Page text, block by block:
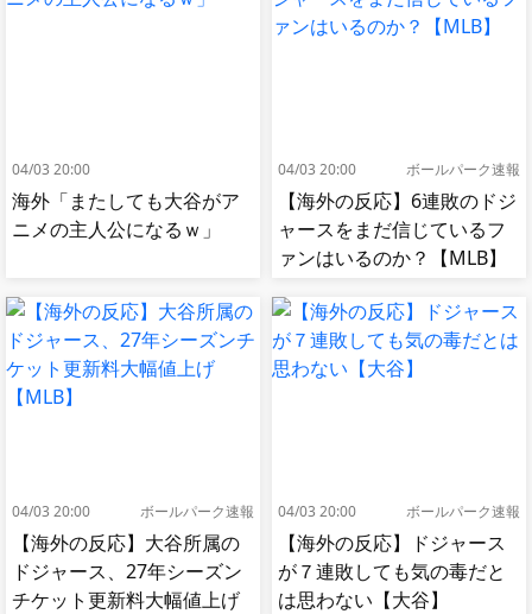
04/03 20:00
海外「またしても大谷がア
ニメの主人公になるｗ」
04/03 20:00 ボールパーク速報
【海外の反応】6連敗のドジ
ャースをまだ信じているフ
ァンはいるのか？【MLB】
04/03 20:00 ボールパーク速報
【海外の反応】大谷所属の
ドジャース、27年シーズン
チケット更新料大幅値上げ
04/03 20:00 ボールパーク速報
【海外の反応】ドジャース
が７連敗しても気の毒だと
は思わない【大谷】